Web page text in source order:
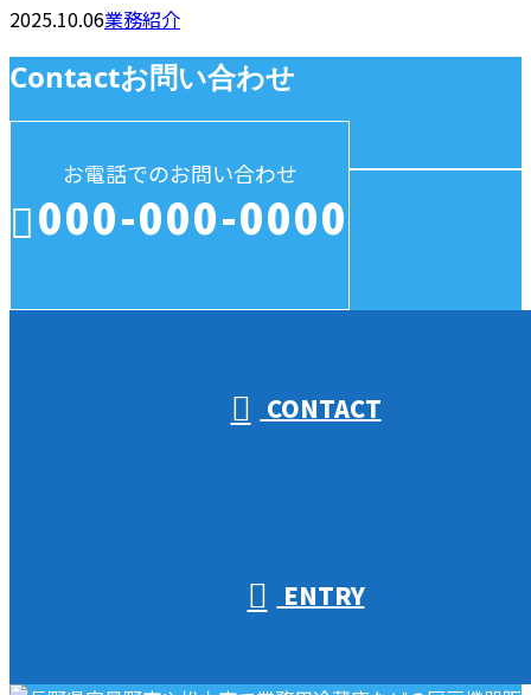
2025.10.06業務紹介
Contactお問い合わせ
お電話でのお問い合わせ
000-000-0000
CONTACT
ENTRY